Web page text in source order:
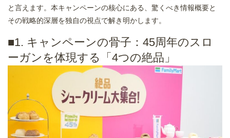
と言えます。本キャンペーンの核心にある、驚くべき情報概要と
その戦略的深層を独自の視点で解き明かします。
■1. キャンペーンの骨子：45周年のスロ
ーガンを体現する「4つの絶品」